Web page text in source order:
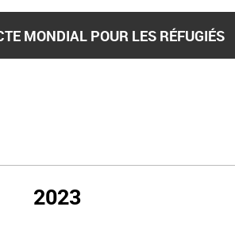
MONDIAL POUR LES RÉFUGIÉS
2023